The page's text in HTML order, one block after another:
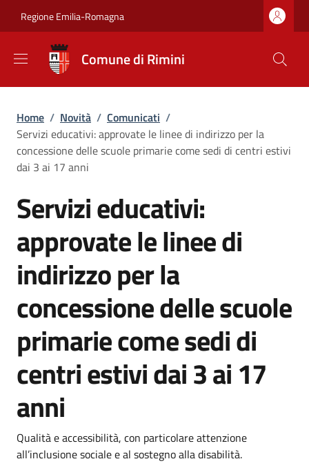
Regione Emilia-Romagna
Comune di Rimini
Briciole di pane
Home / Novità / Comunicati /
Servizi educativi: approvate le linee di indirizzo per la
concessione delle scuole primarie come sedi di centri estivi
dai 3 ai 17 anni
Servizi educativi:
approvate le linee di
indirizzo per la
concessione delle scuole
primarie come sedi di
centri estivi dai 3 ai 17
anni
Dettagli
Descrizione breve
Qualità e accessibilità, con particolare attenzione
all’inclusione sociale e al sostegno alla disabilità.